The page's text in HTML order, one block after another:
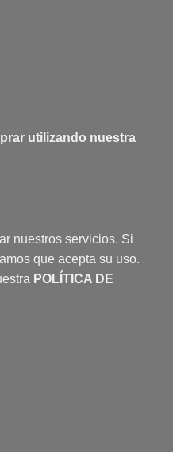
utilizando nuestra
nuestros servicios. Si
que acepta su uso.
POLÍTICA DE